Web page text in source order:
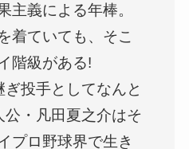
主義による年棒。
着ていても、そこ
階級がある!
投手としてなんと
公・凡田夏之介はそ
プロ野球界で生き